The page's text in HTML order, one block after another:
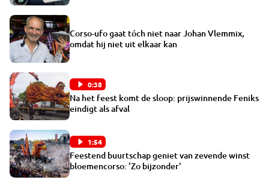
Corso-ufo gaat tóch niet naar Johan Vlemmix,
omdat hij niet uit elkaar kan
0:38
Na het feest komt de sloop: prijswinnende Feniks
eindigt als afval
1:54
Feestend buurtschap geniet van zevende winst
bloemencorso: 'Zo bijzonder'